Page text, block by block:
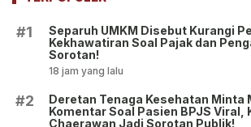
Publik!
#1
Separuh UMKM Disebut Kurangi
Kekhawatiran Soal Pajak dan
Sorotan!
18 jam yang lalu
#2
Deretan Tenaga Kesehatan Minta
Komentar Soal Pasien BPJS Viral,
Chaerawan Jadi Sorotan Publik!